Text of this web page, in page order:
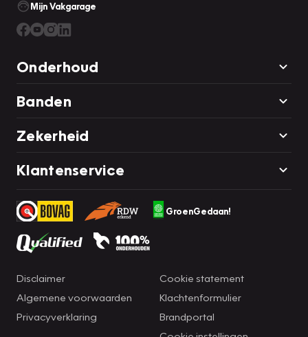
Mijn Vakgarage
Onderhoud
Banden
Zekerheid
Klantenservice
GroenGedaan!
Disclaimer
Algemene voorwaarden
Privacyverklaring
Cookie statement
Klachtenformulier
Brandportal